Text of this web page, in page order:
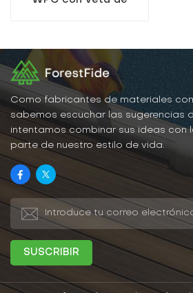
Como fabricantes de materiales
sabemos escuchar las sugerencias
intentamos combinar sus ideas con
parte de nuestro estilo de vida.